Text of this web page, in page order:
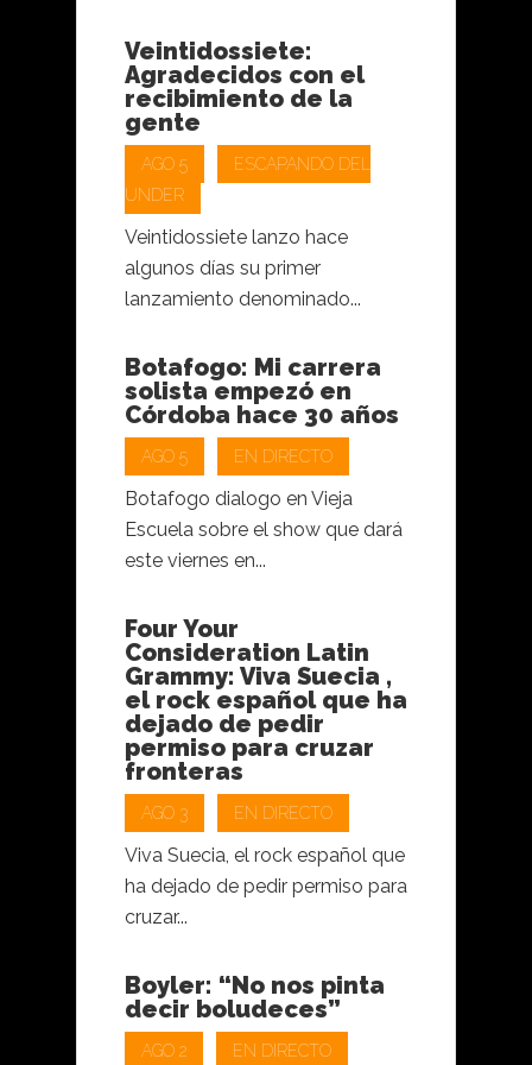
Veintidossiete:
Agradecidos con el
recibimiento de la
gente
AGO 5
ESCAPANDO DEL
UNDER
Veintidossiete lanzo hace
algunos días su primer
lanzamiento denominado...
Botafogo: Mi carrera
solista empezó en
Córdoba hace 30 años
AGO 5 EN DIRECTO
Botafogo dialogo en Vieja
Escuela sobre el show que dará
este viernes en...
Four Your
Consideration Latin
Grammy: Viva Suecia ,
el rock español que ha
dejado de pedir
permiso para cruzar
fronteras
AGO 3 EN DIRECTO
Viva Suecia, el rock español que
ha dejado de pedir permiso para
cruzar...
Boyler: “No nos pinta
decir boludeces”
AGO 2 EN DIRECTO